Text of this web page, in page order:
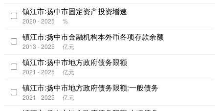
镇江市:扬中市固定资产投资增速
2020 - 2025 %
镇江市:扬中市金融机构本外币各项存款余额
2013 - 2025 亿元
镇江市:扬中市地方政府债务限额
2021 - 2025 亿元
镇江市:扬中市地方政府债务限额:一般债务
2021 - 2025 亿元